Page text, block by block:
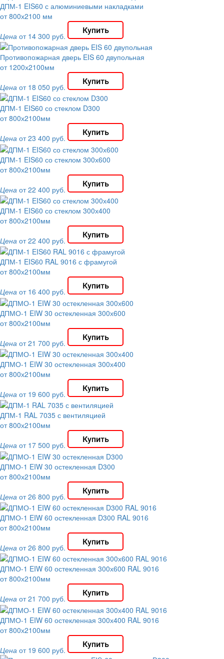
ДПМ-1 EIS60 с алюминиевыми накладками
от 800х2100 мм
Цена от 14 300 руб.
Противопожарная дверь EIS 60 двупольная
от 1200х2100мм
Цена от 18 050 руб.
ДПМ-1 EIS60 со стеклом D300
от 800х2100мм
Цена от 23 400 руб.
ДПМ-1 EIS60 со стеклом 300х600
от 800х2100мм
Цена от 22 400 руб.
ДПМ-1 EIS60 со стеклом 300х400
от 800х2100мм
Цена от 22 400 руб.
ДПМ-1 EIS60 RAL 9016 с фрамугой
от 800х2100мм
Цена от 16 400 руб.
ДПМО-1 EIW 30 остекленная 300х600
от 800х2100мм
Цена от 21 700 руб.
ДПМО-1 EIW 30 остекленная 300х400
от 800х2100мм
Цена от 19 600 руб.
ДПМ-1 RAL 7035 с вентиляцией
от 800х2100мм
Цена от 17 500 руб.
ДПМО-1 EIW 30 остекленная D300
от 800х2100мм
Цена от 26 800 руб.
ДПМО-1 EIW 60 остекленная D300 RAL 9016
от 800х2100мм
Цена от 26 800 руб.
ДПМО-1 EIW 60 остекленная 300х600 RAL 9016
от 800х2100мм
Цена от 21 700 руб.
ДПМО-1 EIW 60 остекленная 300х400 RAL 9016
от 800х2100мм
Цена от 19 600 руб.